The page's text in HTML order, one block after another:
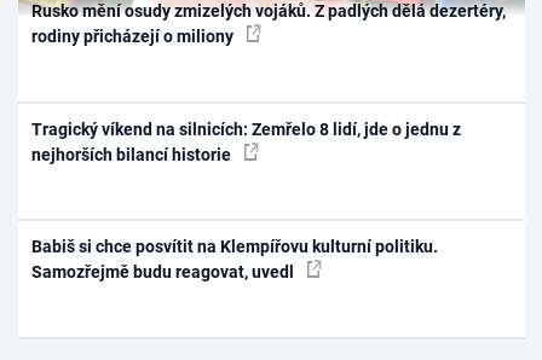
Rusko mění osudy zmizelých vojáků. Z padlých dělá dezertéry,
rodiny přicházejí o miliony
Tragický víkend na silnicích: Zemřelo 8 lidí, jde o jednu z
nejhorších bilancí historie
Babiš si chce posvítit na Klempířovu kulturní politiku.
Samozřejmě budu reagovat, uvedl